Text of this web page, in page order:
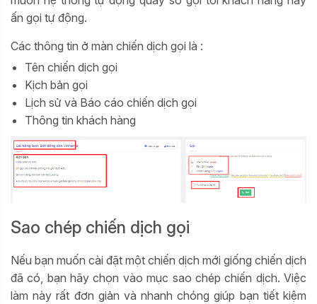
ấn gọi tự động.
Các thông tin ở màn chiến dịch gọi là :
Tên chiến dịch gọi
Kịch bản gọi
Lịch sử và Báo cáo chiến dịch gọi
Thông tin khách hàng
Sao chép chiến dịch gọi
Nếu bạn muốn cài đặt một chiến dịch mới giống chiến dịch
đã có, bạn hãy chọn vào mục sao chép chiến dịch. Việc
làm này rất đơn giản và nhanh chóng giúp bạn tiết kiệm